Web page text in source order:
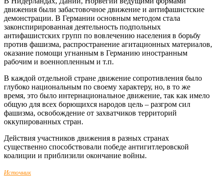
движения были забастовочное движение и антифашистские
демонстрации. В Германии основным методом стала
законспирированная деятельность подпольных
антифашистских групп по вовлечению населения в борьбу
против фашизма, распространение агитационных материалов,
оказание помощи угнанным в Германию иностранным
рабочим и военнопленным и т.п.
В каждой отдельной стране движение сопротивления было
глубоко национальным по своему характеру, но, в то же
время, это было интернациональное движение, так как имело
общую для всех борющихся народов цель – разгром сил
фашизма, освобождение от захватчиков территорий
оккупированных стран.
Действия участников движения в разных странах
существенно способствовали победе антигитлеровской
коалиции и приблизили окончание войны.
Источник